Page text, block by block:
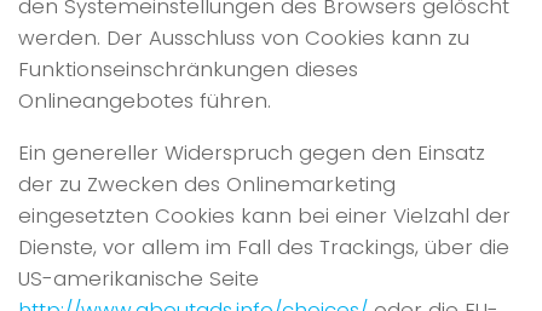
den Systemeinstellungen des Browsers gelöscht
werden. Der Ausschluss von Cookies kann zu
Funktionseinschränkungen dieses
Onlineangebotes führen.
Ein genereller Widerspruch gegen den Einsatz
der zu Zwecken des Onlinemarketing
eingesetzten Cookies kann bei einer Vielzahl der
Dienste, vor allem im Fall des Trackings, über die
US-amerikanische Seite